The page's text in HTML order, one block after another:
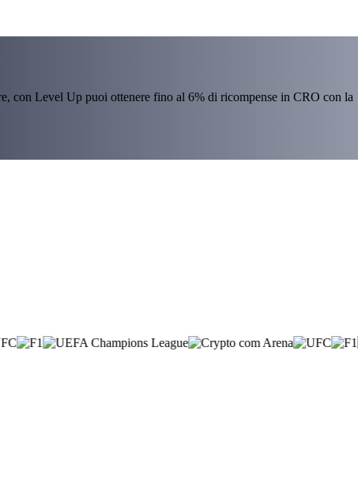
con Level Up puoi ottenere fino al 6% di ricompense in CRO con la